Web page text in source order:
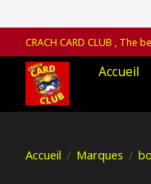
CRACH CARD CLUB , The
Accueil
Accueil / Marques /